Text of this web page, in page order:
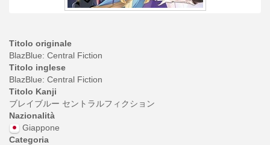
Titolo originale
BlazBlue: Central Fiction
Titolo inglese
BlazBlue: Central Fiction
Titolo Kanji
ブレイブルー セントラルフィクション
Nazionalità
Giappone
Categoria